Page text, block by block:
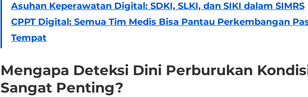
Asuhan Keperawatan Digital: SDKI, SLKI, dan SIKI dalam SIMRS
CPPT Digital: Semua Tim Medis Bisa Pantau Perkembangan
Tempat
Mengapa Deteksi Dini Perburukan
Sangat Penting?